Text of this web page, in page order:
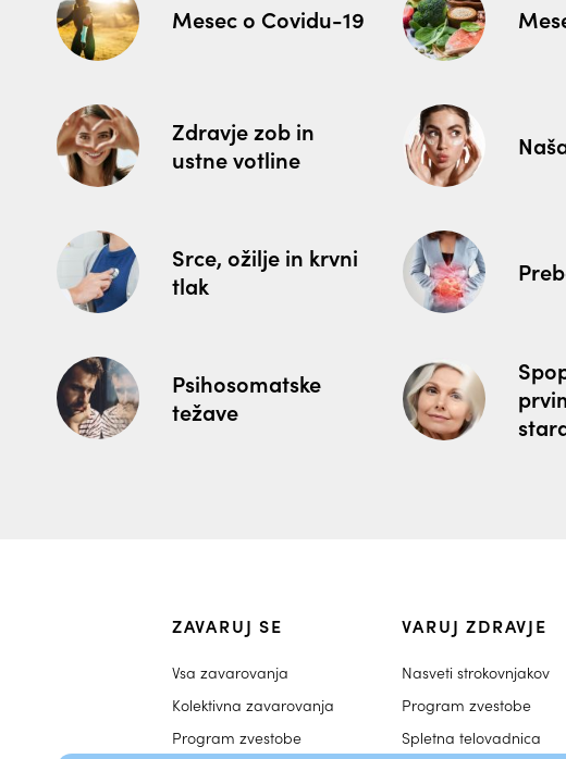
Mesec o Covidu-19
Zdravje zob in
ustne votline
Srce, ožilje in krvni
tlak
Psihosomatske
težave
ZAVARUJ SE
Vsa zavarovanja
Kolektivna zavarovanja
Program zvestobe
VARUJ ZDRAVJE
Nasveti strokovnjakov
Program zvestobe
Spletna telovadnica